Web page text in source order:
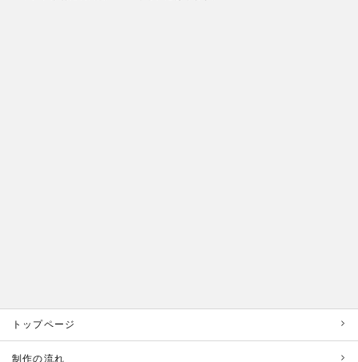
トップページ
制作の流れ